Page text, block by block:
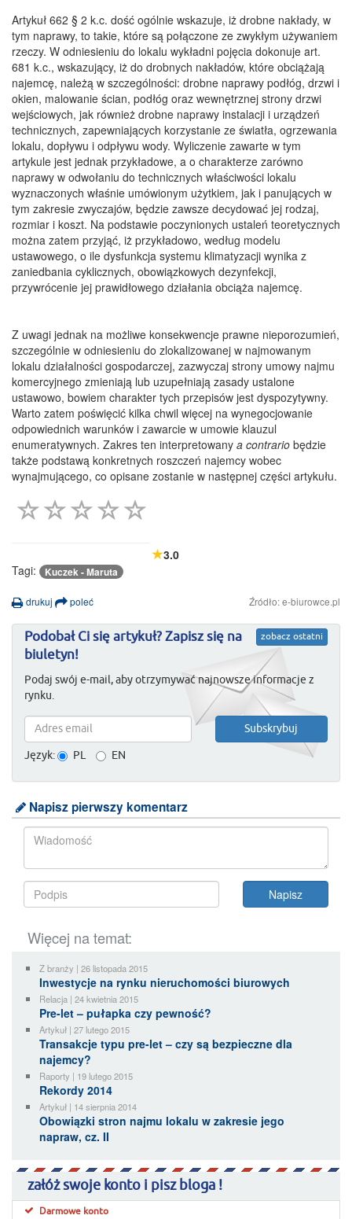
Artykuł 662 § 2 k.c. dość ogólnie wskazuje, iż drobne nakłady, w
tym naprawy, to takie, które są połączone ze zwykłym używaniem
rzeczy. W odniesieniu do lokalu wykładni pojęcia dokonuje art.
681 k.c., wskazujący, iż do drobnych nakładów, które obciążają
najemcę, należą w szczególności: drobne naprawy podłóg, drzwi i
okien, malowanie ścian, podłóg oraz wewnętrznej strony drzwi
wejściowych, jak również drobne naprawy instalacji i urządzeń
technicznych, zapewniających korzystanie ze światła, ogrzewania
lokalu, dopływu i odpływu wody. Wyliczenie zawarte w tym
artykule jest jednak przykładowe, a o charakterze zarówno
naprawy w odwołaniu do technicznych właściwości lokalu
wyznaczonych właśnie umówionym użytkiem, jak i panujących w
tym zakresie zwyczajów, będzie zawsze decydować jej rodzaj,
rozmiar i koszt. Na podstawie poczynionych ustaleń teoretycznych
można zatem przyjąć, iż przykładowo, według modelu
ustawowego, o ile dysfunkcja systemu klimatyzacji wynika z
zaniedbania cyklicznych, obowiązkowych dezynfekcji,
przywrócenie jej prawidłowego działania obciąża najemcę.
Z uwagi jednak na możliwe konsekwencje prawne nieporozumień,
szczególnie w odniesieniu do zlokalizowanej w najmowanym
lokalu działalności gospodarczej, zazwyczaj strony umowy najmu
komercyjnego zmieniają lub uzupełniają zasady ustalone
ustawowo, bowiem charakter tych przepisów jest dyspozytywny.
Warto zatem poświęcić kilka chwil więcej na wynegocjowanie
odpowiednich warunków i zawarcie w umowie klauzul
enumeratywnych. Zakres ten interpretowany a contrario będzie
także podstawą konkretnych roszczeń najemcy wobec
wynajmującego, co opisane zostanie w następnej części artykułu.
3.0
Tagi:
Kuczek - Maruta
drukuj poleć Źródło: e-biurowce.pl
zobacz ostatni
Podobał Ci się artykuł? Zapisz się na
biuletyn!
Podaj swój e-mail, aby otrzymywać najnowsze informacje z
rynku.
Język: PL EN
Napisz pierwszy komentarz
Więcej na temat:
Z branży | 26 listopada 2015
Inwestycje na rynku nieruchomości biurowych
Relacja | 24 kwietnia 2015
Pre-let – pułapka czy pewność?
Artykuł | 27 lutego 2015
Transakcje typu pre-let – czy są bezpieczne dla
najemcy?
Raporty | 19 lutego 2015
Rekordy 2014
Artykuł | 14 sierpnia 2014
Obowiązki stron najmu lokalu w zakresie jego
napraw, cz. II
załóż swoje konto i pisz bloga !
Darmowe konto